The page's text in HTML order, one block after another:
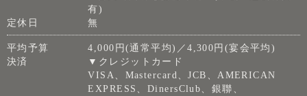
有)
定休日
無
平均予算
4,000円(通常平均)／4,300円(宴会平均)
決済
▼クレジットカード
VISA、Mastercard、JCB、AMERICAN
EXPRESS、DinersClub、銀聯、